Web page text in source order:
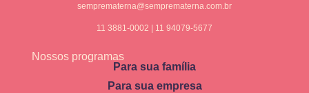
semprematerna@semprematerna.com.br
11 3881-0002 | 11 94079-5677
Nossos programas
Para sua família
Para sua empresa